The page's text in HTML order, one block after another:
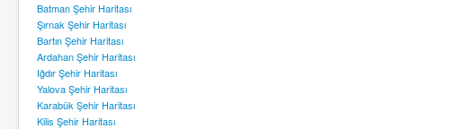
Batman Şehir Haritası
Şırnak Şehir Haritası
Bartın Şehir Haritası
Ardahan Şehir Haritası
Iğdır Şehir Haritası
Yalova Şehir Haritası
Karabük Şehir Haritası
Kilis Şehir Haritası